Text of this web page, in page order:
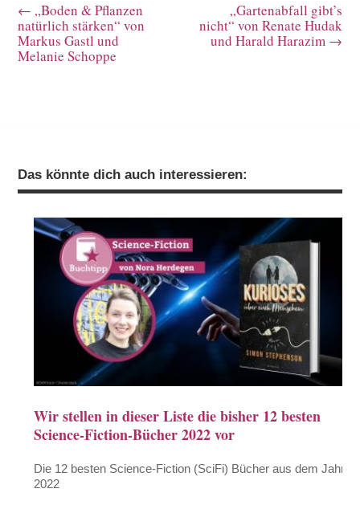
←„Boden & Pflanzen
natürlich stärken“ von
Markus Gastl und
Melanie Schoppe
„Gartenabfall gibt’s
nicht“ von Renate Hudak
und Harald Harazim→
Das könnte dich auch interessieren:
Wir stellen in dieser Liste die bisher 12 besten
Science-Fiction-Bücher 2022 vor
Die 12 besten Science-Fiction (SciFi) Bücher aus dem Jahr
2022